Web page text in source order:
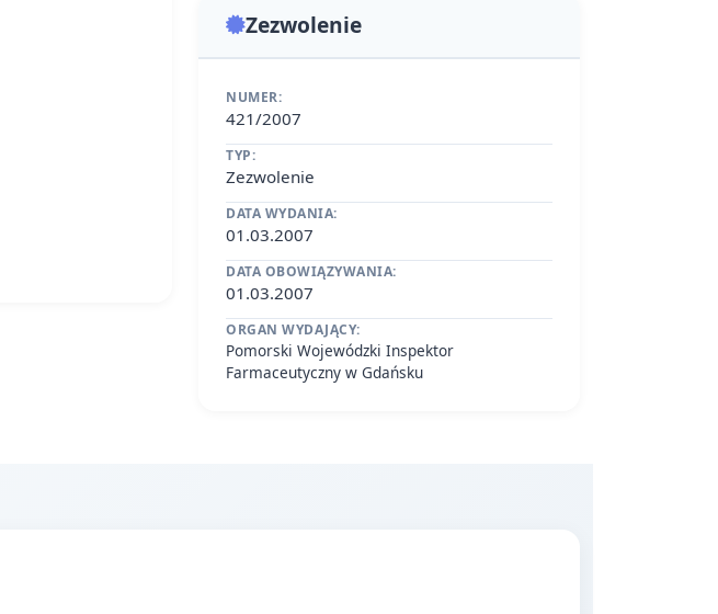
Zezwolenie
NUMER:
421/2007
TYP:
Zezwolenie
DATA WYDANIA:
01.03.2007
DATA OBOWIĄZYWANIA:
01.03.2007
ORGAN WYDAJĄCY:
Pomorski Wojewódzki Inspektor
Farmaceutyczny w Gdańsku